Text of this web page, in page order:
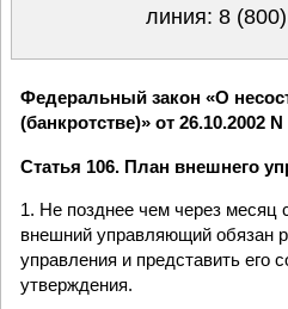
линия: 8
Федеральный закон «О
(банкротстве)» от 26.10.2002
Статья 106. План внешнего
1. Не позднее чем через месяц
внешний управляющий обязан
управления и представить его
утверждения.